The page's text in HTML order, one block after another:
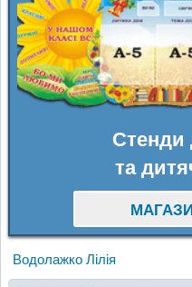
Стенди
та
Водолажко Лілія